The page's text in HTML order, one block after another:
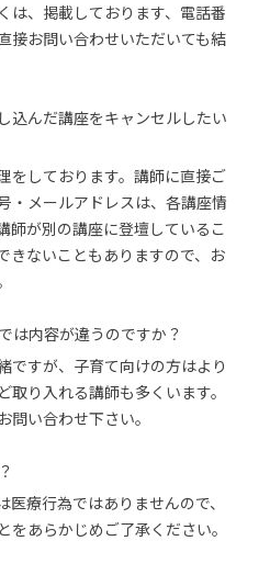
は、掲載しております、電話番
接お問い合わせいただいても結
込んだ講座をキャンセルしたい
をしております。講師に直接ご
・メールアドレスは、各講座情
師が別の講座に登壇しているこ
きないこともありますので、お
は内容が違うのですか？
ですが、子育て向けの方はより
取り入れる講師も多くいます。
問い合わせ下さい。
医療行為ではありませんので、
をあらかじめご了承ください。